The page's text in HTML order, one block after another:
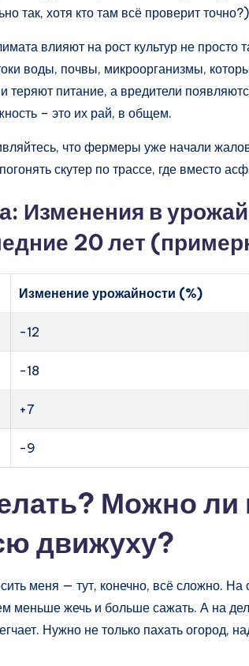
так, хотя кто там всё проверит
влияют на рост культур не просто
воды, почвы, микроорганизмы,
теряют питание, а вредители
– это их рай, в общем.
что фермеры уже начали
скутер по трассе, где вместо
Изменения в
20 лет
Изменение урожайности (%)
-12
-18
+7
-9
Можно ли
движуху?
меня — тут, конечно, всё сложно.
меньше жечь и больше сажать. А на
Нужно не только пахать огород,